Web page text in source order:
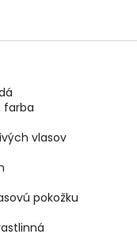
farba
vlasov
pokožku